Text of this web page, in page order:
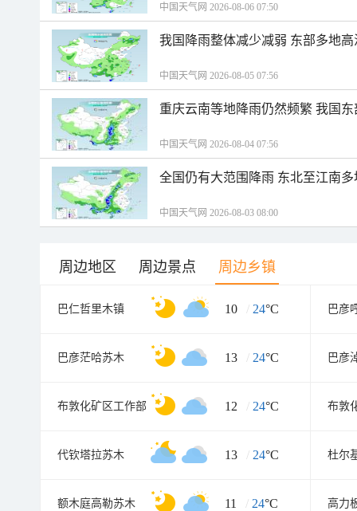
中国天气网 2026-08-06 07:50
我国降雨整体减少减弱 东部多地
中国天气网 2026-08-05 07:56
重庆云南等地降雨仍然频繁 我国
中国天气网 2026-08-04 07:56
全国仍有大范围降雨 东北至江南
中国天气网 2026-08-03 08:00
周边地区 周边景点 周边乡镇
巴仁哲里木镇 10 / 24°C 巴彦
巴彦茫哈苏木 13 / 24°C 巴彦
布敦化矿区工作部 12 / 24°C 布敦
代钦塔拉苏木 13 / 24°C 杜尔
额木庭高勒苏木 11 / 24°C 高力